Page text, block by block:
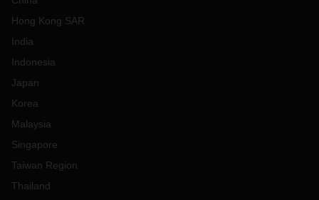
Hong Kong SAR
India
Indonesia
Japan
Korea
Malaysia
Singapore
Taiwan Region
Thailand